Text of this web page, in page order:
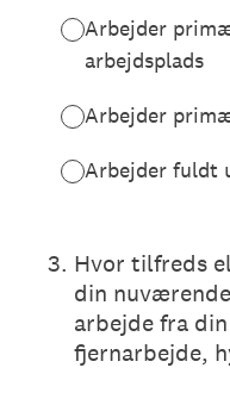
Arbejder
arbejdsplads
Arbejder
Arbejder fuldt
3. Hvor tilfreds
din
arbejde fra
fjernarbejde,